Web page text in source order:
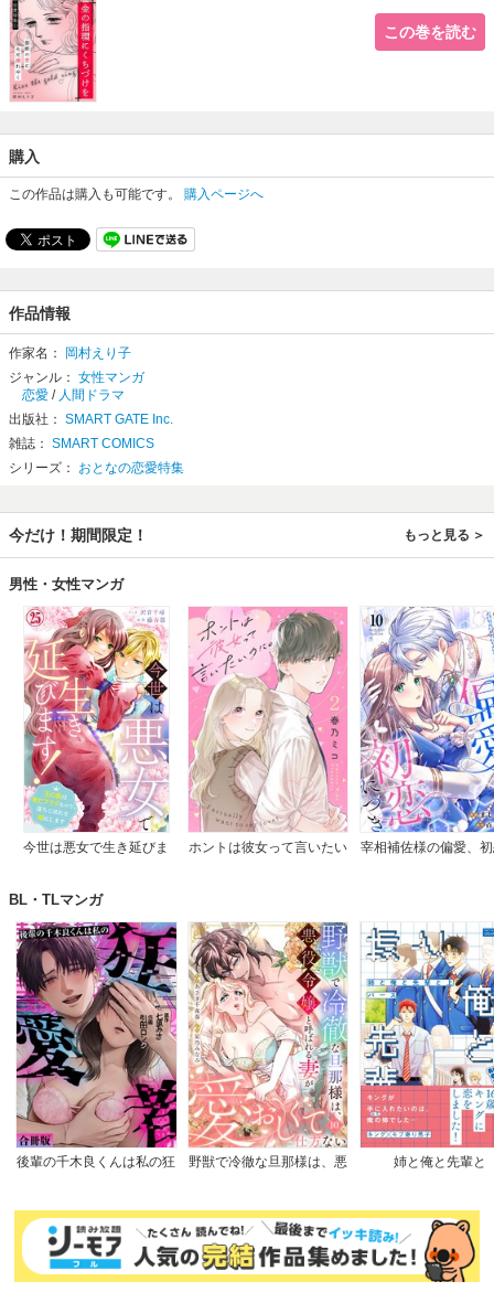
この巻を読む
購入
この作品は購入も可能です。 購入ページへ
作品情報
作家名：
岡村えり子
ジャンル： 女性マンガ
恋愛 / 人間ドラマ
出版社： SMART GATE Inc.
雑誌： SMART COMICS
シリーズ： おとなの恋愛特集
今だけ！期間限定！ もっと見る
男性・女性マンガ
今世は悪女で生き延びま
します～
ホントは彼女って言いたい
宰相補佐様の偏愛、
BL・TLマンガ
後輩の千木良くんは私の狂
野獣で冷徹な旦那様は、悪
姉と俺と先輩と